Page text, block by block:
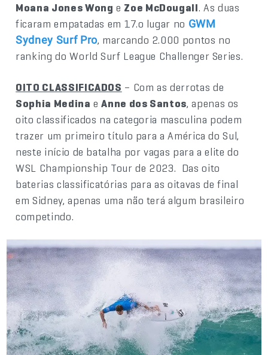
Moana Jones Wong e Zoe McDougall. As duas
ficaram empatadas em 17.o lugar no GWM
Sydney Surf Pro, marcando 2.000 pontos no
ranking do World Surf League Challenger Series.
OITO CLASSIFICADOS – Com as derrotas de
Sophia Medina eAnne dos Santos, apenas os
oito classificados na categoria masculina podem
trazer um primeiro título para a América do Sul,
neste início de batalha por vagas para a elite do
WSL Championship Tour de 2023. Das oito
baterias classificatórias para as oitavas de final
em Sidney, apenas uma não terá algum brasileiro
competindo.